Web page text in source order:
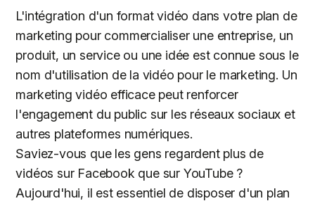
L'intégration d'un format vidéo dans votre plan de
marketing pour commercialiser une entreprise, un
produit, un service ou une idée est connue sous le
nom d'utilisation de la vidéo pour le marketing. Un
marketing vidéo efficace peut renforcer
l'engagement du public sur les réseaux sociaux et
autres plateformes numériques.
Saviez-vous que les gens regardent plus de
vidéos sur Facebook que sur YouTube ?
Aujourd'hui, il est essentiel de disposer d'un plan